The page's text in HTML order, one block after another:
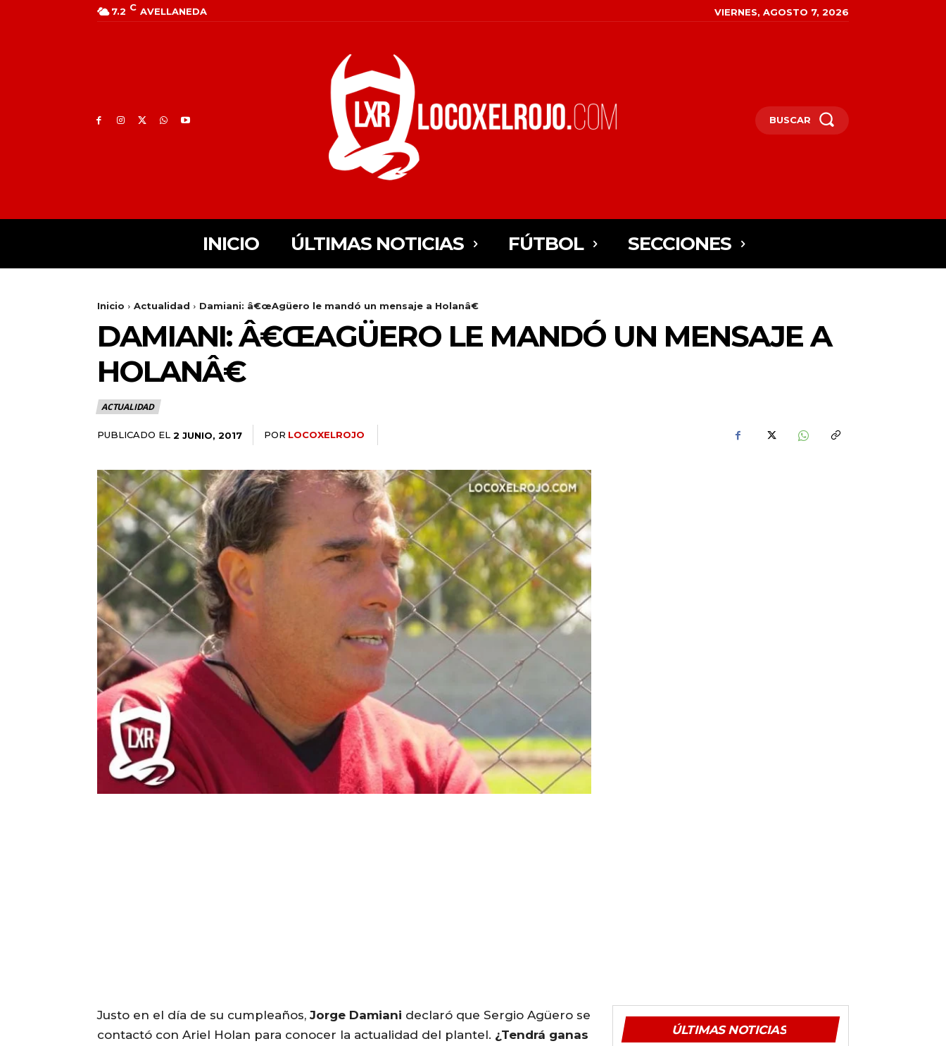
7.2 C AVELLANEDA VIERNES, AGOSTO 7, 2026
BUSCAR
INICIO ÚLTIMAS NOTICIAS FÚTBOL SECCIONES
Inicio Actualidad Damiani: â€œAgüero le mandó un mensaje a Holanâ€
DAMIANI: Â€ŒAGÜERO LE MANDÓ UN MENSAJE A
HOLANÂ€
ACTUALIDAD
PUBLICADO EL 2 JUNIO, 2017 POR LOCOXELROJO
Justo en el día de su cumpleaños, Jorge Damiani declaró que Sergio Agüero se
contactó con Ariel Holan para conocer la actualidad del plantel. ¿Tendrá ganas
ÚLTIMAS NOTICIAS